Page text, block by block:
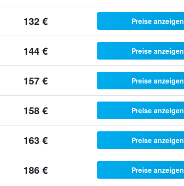
132 € Preise anzeigen
144 € Preise anzeigen
157 € Preise anzeigen
158 € Preise anzeigen
163 € Preise anzeigen
186 € Preise anzeigen